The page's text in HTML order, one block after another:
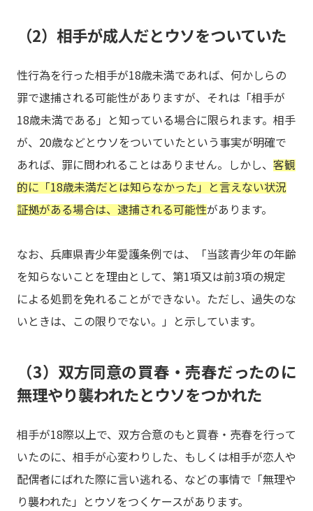
（2）相手が成人だとウソをついていた
性行為を行った相手が18歳未満であれば、何かしらの
罪で逮捕される可能性がありますが、それは「相手が
18歳未満である」と知っている場合に限られます。相手
が、20歳などとウソをついていたという事実が明確で
あれば、罪に問われることはありません。しかし、 客観
的に「18歳未満だとは知らなかった」と言えない状況
証拠がある場合は、逮捕される可能性があります。
なお、兵庫県青少年愛護条例では、「当該青少年の年齢
を知らないことを理由として、第1項又は前3項の規定
による処罰を免れることができない。ただし、過失のな
いときは、この限りでない。」と示しています。
（3）双方同意の買春・売春だったのに
無理やり襲われたとウソをつかれた
相手が18際以上で、双方合意のもと買春・売春を行って
いたのに、相手が心変わりした、もしくは相手が恋人や
配偶者にばれた際に言い逃れる、などの事情で「無理や
り襲われた」とウソをつくケースがあります。